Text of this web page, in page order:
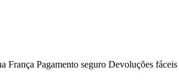
França Pagamento seguro Devoluções fáceis